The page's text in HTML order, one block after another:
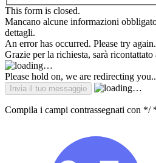
This form is closed.
Mancano alcune informazioni
dettagli.
An error has occurred. Please try again.
Grazie per la richiesta, sarà ricontattato
Please hold on, we are redirecting
Compila i campi contrassegnati con */